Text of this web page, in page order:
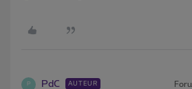
P PdC AUTEUR